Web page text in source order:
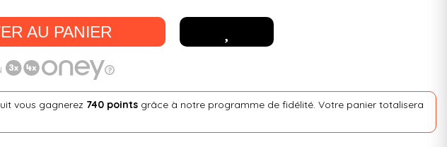
AU PANIER
vous gagnerez 740 points grâce à notre programme de fidélité. Votre panier totalisera